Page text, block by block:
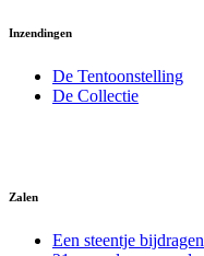
Inzendingen
De Tentoonstelling
De Collectie
Zalen
Een steentje bijdragen